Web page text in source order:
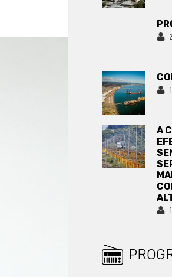
A